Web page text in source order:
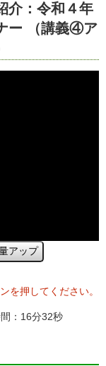
介：令和４年
ー （講義④ア
アップ
を押してください。
：16分32秒